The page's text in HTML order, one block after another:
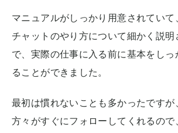
マニュアルがしっかり用意されてい
チャットのやり方について細かく説明
で、実際の仕事に入る前に基本をしっ
ることができました。
最初は慣れないことも多かったですが
方々がすぐにフォローしてくれるので